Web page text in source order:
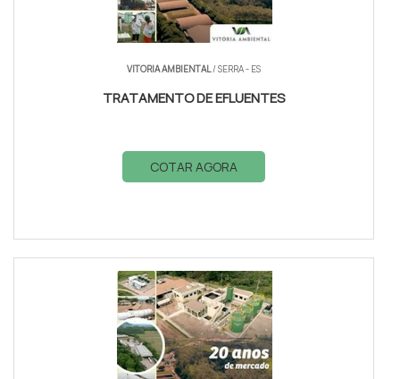
VITORIA AMBIENTAL/ SERRA - ES
TRATAMENTO DE EFLUENTES
COTAR AGORA